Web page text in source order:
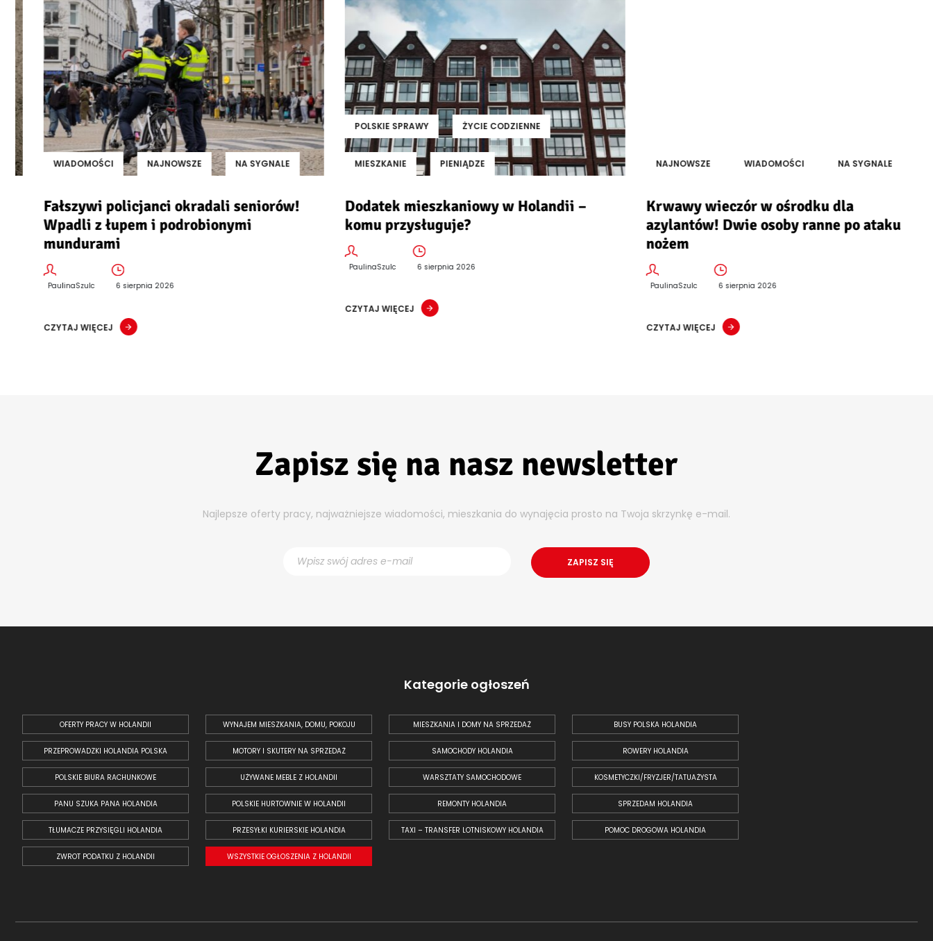
WIADOMOŚCI NAJNOWSZE NA SYGNALE
Fałszywi policjanci okradali seniorów!
Wpadli z łupem i podrobionymi
mundurami
PaulinaSzulc 6 sierpnia 2026
CZYTAJ WIĘCEJ
POLSKIE SPRAWY ŻYCIE CODZIENNE
MIESZKANIE PIENIĄDZE
Dodatek mieszkaniowy w Holandii –
komu przysługuje?
PaulinaSzulc 6 sierpnia 2026
CZYTAJ WIĘCEJ
NAJNOWSZE WIADOMOŚCI NA SYGNALE
Krwawy wieczór w ośrodku dla
azylantów! Dwie osoby ranne po ataku
nożem
PaulinaSzulc 6 sierpnia 2026
CZYTAJ WIĘCEJ
Zapisz się na nasz newsletter
Najlepsze oferty pracy, najważniejsze wiadomości, mieszkania do wynajęcia prosto na Twoja skrzynkę e-mail.
Kategorie ogłoszeń
OFERTY PRACY W HOLANDII WYNAJEM MIESZKANIA, DOMU, POKOJU MIESZKANIA I DOMY NA SPRZEDAŻ BUSY POLSKA HOLANDIA
PRZEPROWADZKI HOLANDIA POLSKA MOTORY I SKUTERY NA SPRZEDAŻ SAMOCHODY HOLANDIA ROWERY HOLANDIA
POLSKIE BIURA RACHUNKOWE UŻYWANE MEBLE Z HOLANDII WARSZTATY SAMOCHODOWE KOSMETYCZKI/FRYZJER/TATUAŻYSTA
PANU SZUKA PANA HOLANDIA POLSKIE HURTOWNIE W HOLANDII REMONTY HOLANDIA SPRZEDAM HOLANDIA
TŁUMACZE PRZYSIĘGLI HOLANDIA PRZESYŁKI KURIERSKIE HOLANDIA TAXI – TRANSFER LOTNISKOWY HOLANDIA POMOC DROGOWA HOLANDIA
ZWROT PODATKU Z HOLANDII WSZYSTKIE OGŁOSZENIA Z HOLANDII